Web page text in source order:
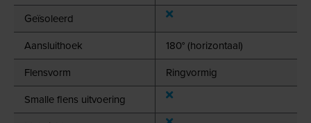
Geïsoleerd
Aansluithoek
180° (horizontaal)
Flensvorm
Ringvormig
Smalle flens uitvoering